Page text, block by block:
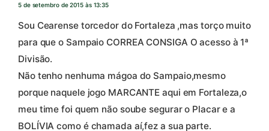
5 de setembro de 2015 às 13:35
Sou Cearense torcedor do Fortaleza ,mas torço muito
para que o Sampaio CORREA CONSIGA O acesso à 1ª
Divisão.
Não tenho nenhuma mágoa do Sampaio,mesmo
porque naquele jogo MARCANTE aqui em Fortaleza,o
meu time foi quem não soube segurar o Placar e a
BOLÍVIA como é chamada aí,fez a sua parte.